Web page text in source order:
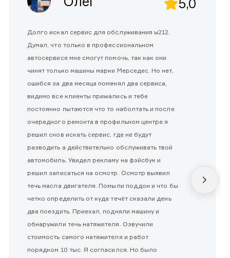
5,0
Долго искал сервис для обслуживания w212.
Думал, что только в профессиональном
автосервисе мне смогут помочь, так как они
чинят только машины марки Мерседес. Но нет,
ошибся за два месяца поменял два сервиса,
видимо все клиенты прижались и тебе
постоянно пытаются что то наболтать и после
очередного ремонта в профильном центре я
решил снов искать сервис, где не будут
разводить а действительно обслуживать твой
автомобиль. Увидел рекламу на фэйсбук и
решил записаться на осмотр. Осмотр выявил
течь масла двигателя. Помыли поддон и что бы
четко определить от куда течёт сказали день
два поездить. Приехал, подняли машину и
обнаружили течь натяжителя. Озвучили
стоимость самого натяжителя и работ
порядком 10 тыс. Я согласился. Но было